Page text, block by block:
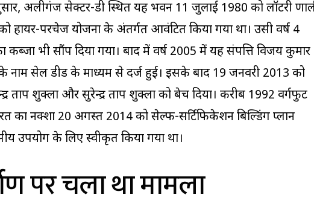
अलीगंज सेक्टर-डी स्थित यह भवन 11 जुलाई 1980 को लॉटरी
हायर-परचेज योजना के अंतर्गत आवंटित किया गया था। उसी वर्ष 4
भी सौंप दिया गया। बाद में वर्ष 2005 में यह संपत्ति विजय कुमार
नाम सेल डीड के माध्यम से दर्ज हुई। इसके बाद 19 जनवरी 2013 को
प्रताप शुक्ला और सुरेन्द्र प्रताप शुक्ला को बेच दिया। करीब 1992 वर्गफुट
का नक्शा 20 अगस्त 2014 को सेल्फ-सर्टिफिकेशन बिल्डिंग प्लान
उपयोग के लिए स्वीकृत किया गया था।
पर चला था मामला